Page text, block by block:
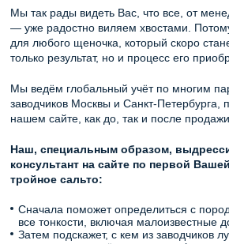
Мы так рады видеть Вас, что все, от
— уже радостно виляем хвостами.
для любого щеночка, который скоро
только результат, но и процесс его
Мы ведём глобальный учёт по многим
заводчиков Москвы и Санкт-Петербурга,
нашем сайте, как до, так и после
Наш, специальным образом,
консультант на сайте по первой
тройное сальто:
Сначала поможет определиться с
все тонкости, включая малоизвестные
Затем подскажет, с кем из заводчиков